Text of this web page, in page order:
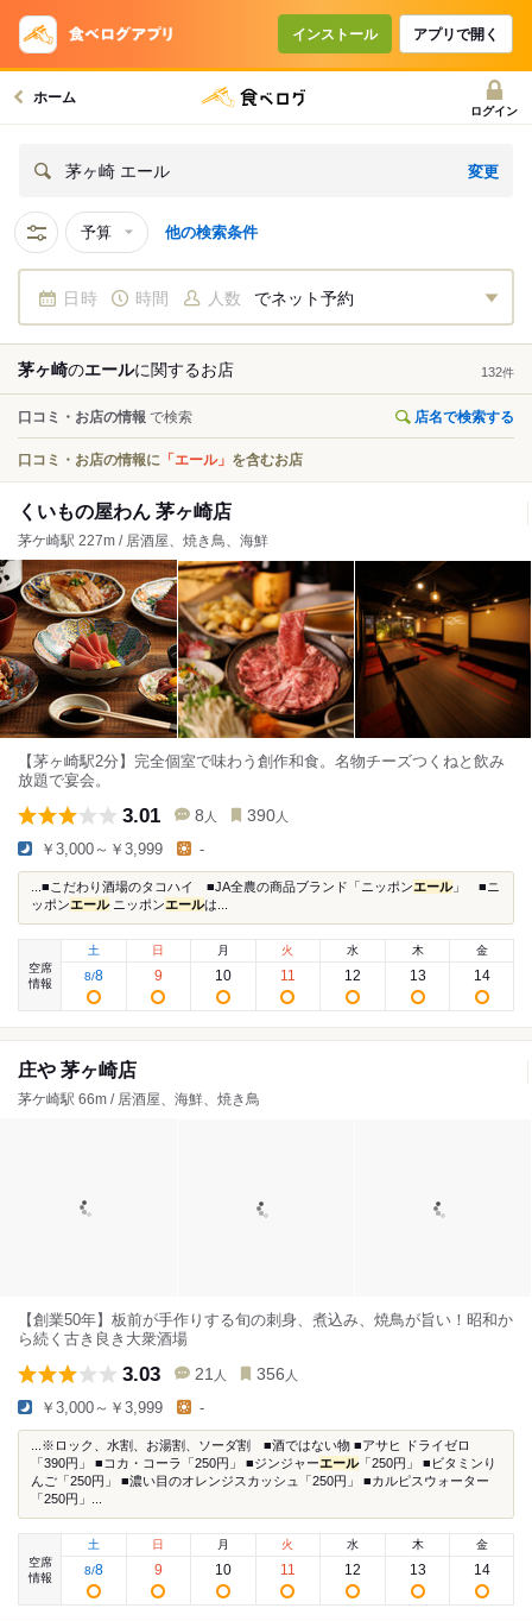
インストール アプリで開く
ホーム
ログイン
茅ヶ崎 エール 変更
予算 他の検索条件
日時 時間 人数 でネット予約
茅ヶ崎のエールに関するお店 132件
口コミ・お店の情報 で検索 店名で検索する
口コミ・お店の情報に 「エール」 を含むお店
くいもの屋わん 茅ヶ崎店
茅ケ崎駅 227m / 居酒屋、焼き鳥、海鮮
【茅ヶ崎駅2分】完全個室で味わう創作和食。名物チーズつくねと飲み
放題で宴会。
3.01 8 人 390 人
￥3,000～￥3,999 -
...■こだわり酒場のタコハイ ■JA全農の商品ブランド「ニッポンエール」 ■ニ
ッポンエールニッポンエールは...
空席
情報
土
8/8
日
9
月
10
火
11
水
12
木
13
金
14
庄や 茅ヶ崎店
茅ケ崎駅 66m / 居酒屋、海鮮、焼き鳥
【創業50年】板前が手作りする旬の刺身、煮込み、焼鳥が旨い！昭和か
ら続く古き良き大衆酒場
3.03 21 人 356 人
￥3,000～￥3,999 -
...※ロック、水割、お湯割、ソーダ割 ■酒ではない物 ■アサヒ ドライゼロ
「390円」 ■コカ・コーラ「250円」 ■ジンジャーエール「250円」 ■ビタミンり
んご「250円」 ■濃い目のオレンジスカッシュ「250円」 ■カルピスウォーター
「250円」...
空席
情報
土
8/8
日
9
月
10
火
11
水
12
木
13
金
14